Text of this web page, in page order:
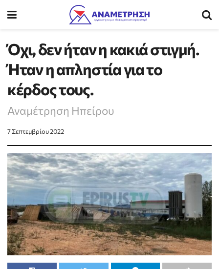
Όχι, δεν ήταν η κακιά στιγμή.
Ήταν η απληστία για το
κέρδος τους.
Αναμέτρηση Ηπείρου
7 Σεπτεμβρίου 2022